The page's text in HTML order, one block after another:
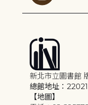
新北市立圖書館
總館地址：
【地圖】